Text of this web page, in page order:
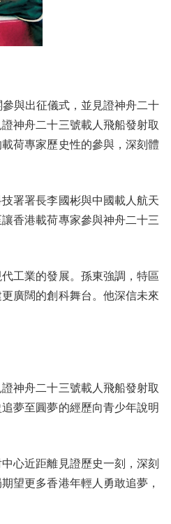
與出征儀式，並見證神舟二十
神舟二十三號載人飛船發射取
荷專家歷史性的參與，深刻體
署署長李國彬與中國載人航天
香港載荷專家參與神舟二十三
工業的發展。孫東強調，特區
廣闊的創科舞台。他深信未來
神舟二十三號載人飛船發射取
夢至圓夢的經歷向青少年說明
心近距離見證歷史一刻，深刻
望更多香港年輕人勇敢追夢，